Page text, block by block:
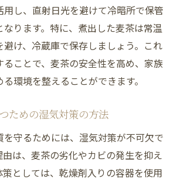
用し、直射日光を避けて冷暗所で保管
ります。特に、煮出した麦茶は常温
避け、冷蔵庫で保存しましょう。これ
ることで、麦茶の安全性を高め、家族
環境を整えることができます。
ための湿気対策の方法
守るためには、湿気対策が不可欠で
は、麦茶の劣化やカビの発生を抑え
策としては、乾燥剤入りの容器を使用